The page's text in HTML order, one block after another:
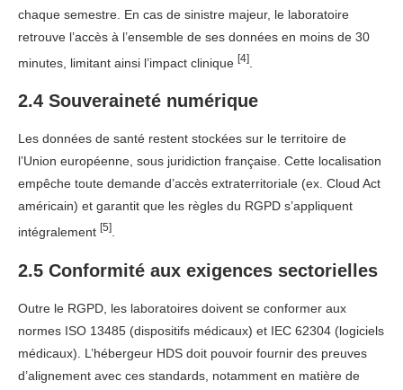
chaque semestre. En cas de sinistre majeur, le laboratoire
retrouve l’accès à l’ensemble de ses données en moins de 30
minutes, limitant ainsi l’impact clinique [4]
2.4 Souveraineté numérique
Les données de santé restent stockées sur le territoire de
l’Union européenne, sous juridiction française. Cette localisation
empêche toute demande d’accès extraterritoriale (ex. Cloud Act
américain) et garantit que les règles du RGPD s’appliquent
intégralement [5]
2.5 Conformité aux exigences sectorielles
Outre le RGPD, les laboratoires doivent se conformer aux
normes ISO 13485 (dispositifs médicaux) et IEC 62304 (logiciels
médicaux). L’hébergeur HDS doit pouvoir fournir des preuves
d’alignement avec ces standards, notamment en matière de